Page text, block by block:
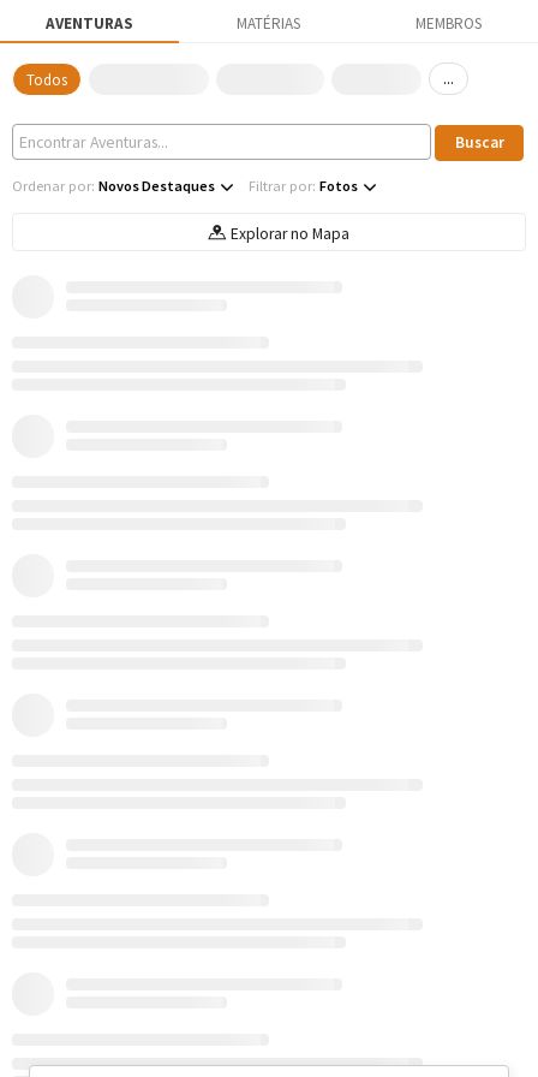
AVENTURAS MATÉRIAS MEMBROS
Todos ...
Ordenar por: Novos Destaques Filtrar por: Fotos
Explorar no Mapa